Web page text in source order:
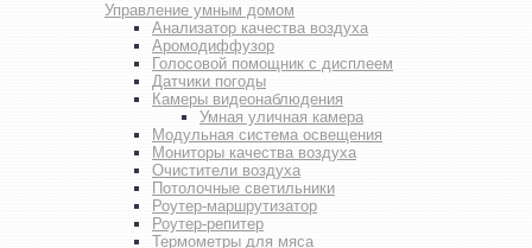
Управление умным домом
Анализатор качества воздуха
Аромодиффузор
Голосовой помощник с дисплеем
Датчики погоды
Камеры видеонаблюдения
Умная уличная камера
Модульная система освещения
Мониторы качества воздуха
Очистители воздуха
Потолочные светильники
Роутер-маршрутизатор
Роутер-репитер
Термометры для мяса